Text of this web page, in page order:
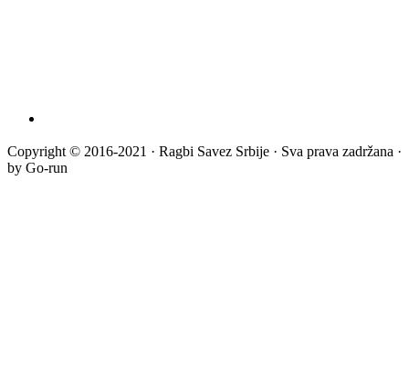
Copyright © 2016-2021 · Ragbi Savez Srbije · Sva prava zadržana ·
by Go-run